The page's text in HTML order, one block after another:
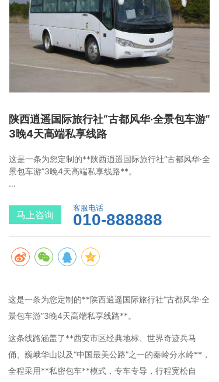
陕西逍遥国际旅行社“古都风华·全景包车游”
3晚4天高端私享线路
这是一条为您定制的**陕西逍遥国际旅行社“古都风华·全
景包车游”3晚4天高端私享线路**。
俑、巍峨华山以及“中国最美公路”之一的秦岭分水岭
**，全程采用**私密包车**模式，专车专导，行程宽松
马上咨询
客服电话
010-888888
这是一条为您定制的**陕西逍遥国际旅行社“古都风华·全
景包车游”3晚4天高端私享线路**。
这条线路涵盖了**西安市区经典地标、世界奇迹兵马
俑、巍峨华山以及“中国最美公路”之一的秦岭分水岭**，
全程采用**私密包车**模式，专车专导，行程宽松自